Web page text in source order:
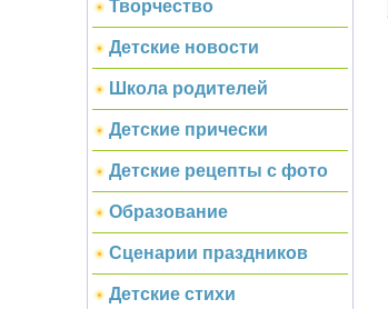
Творчество
Детские новости
Школа родителей
Детские прически
Детские рецепты с фото
Образование
Сценарии праздников
Детские стихи